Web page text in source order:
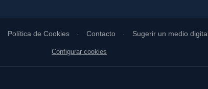
Política de Cookies Contacto Sugerir un medio digital
Configurar cookies